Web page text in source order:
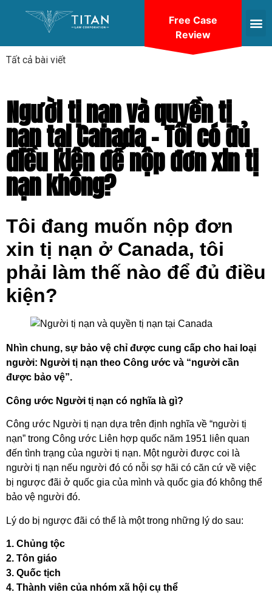
Tất cả bài viết
Người tị nạn và quyền tị
nạn tại Canada – Tôi có đủ
điều kiện để nộp đơn xin tị
nạn không?
Tôi đang muốn nộp đơn
xin tị nạn ở Canada, tôi
phải làm thế nào để đủ điều
kiện?
Nhìn chung, sự bảo vệ chỉ được cung cấp cho hai loại
người: Người tị nạn theo Công ước và “người cần
được bảo vệ”.
Công ước Người tị nạn có nghĩa là gì?
Công ước Người tị nạn dựa trên định nghĩa về “người tị
nạn” trong Công ước Liên hợp quốc năm 1951 liên quan
đến tình trạng của người tị nạn. Một người được coi là
người tị nạn nếu người đó có nỗi sợ hãi có căn cứ về việc
bị ngược đãi ở quốc gia của mình và quốc gia đó không thể
bảo vệ người đó.
Lý do bị ngược đãi có thể là một trong những lý do sau:
1. Chủng tộc
2. Tôn giáo
3. Quốc tịch
4. Thành viên của nhóm xã hội cụ thể
Free Case
Review